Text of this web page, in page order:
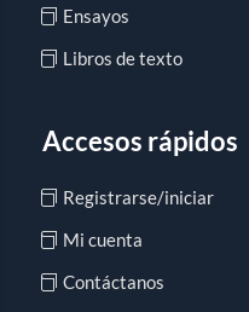
Ensayos
Libros de texto
Accesos rápidos
Registrarse/iniciar
Mi cuenta
Contáctanos